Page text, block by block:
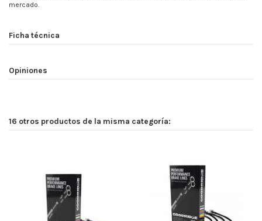
mercado.
Ficha técnica
Opiniones
16 otros productos de la misma categoría: